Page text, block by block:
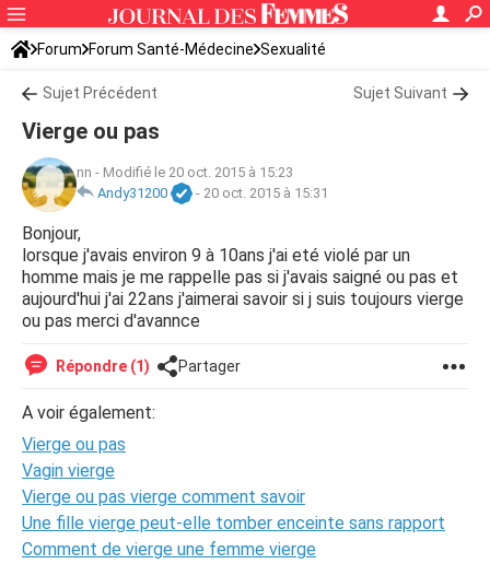
Forum Forum Santé-Médecine Sexualité
Sujet Précédent Sujet Suivant
Vierge ou pas
nn - Modifié le 20 oct. 2015 à 15:23
Andy31200
- 20 oct. 2015 à 15:31
Bonjour,
lorsque j'avais environ 9 à 10ans j'ai eté violé par un
homme mais je me rappelle pas si j'avais saigné ou pas et
aujourd'hui j'ai 22ans j'aimerai savoir si j suis toujours vierge
ou pas merci d'avannce
Répondre (1) Partager
A voir également:
Vierge ou pas
Vagin vierge
Vierge ou pas vierge comment savoir
Une fille vierge peut-elle tomber enceinte sans rapport
Comment de vierge une femme vierge